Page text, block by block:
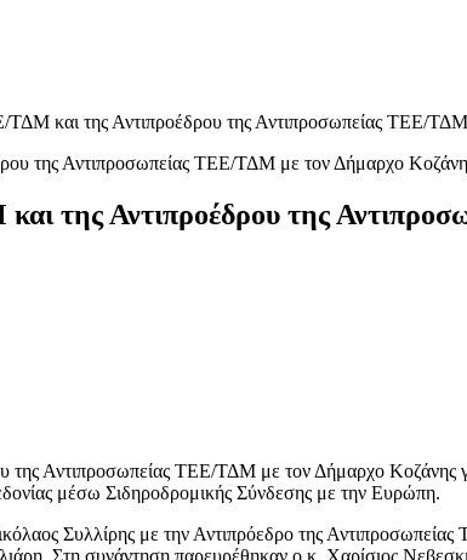
και της Αντιπροέδρου της Αντιπροσωπείας ΤΕΕ/
της Αντιπροέδρου της
της Αντιπροσωπείας ΤΕΕ/ΤΔΜ με τον Δήμαρχο Κοζάνης
μέσω Σιδηροδρομικής Σύνδεσης με την Ευρώπη.
Συλλίρης με την Αντιπρόεδρο της
λιάρη. Στη συνάντηση παρευρέθηκαν ο κ. Χαρίσιος